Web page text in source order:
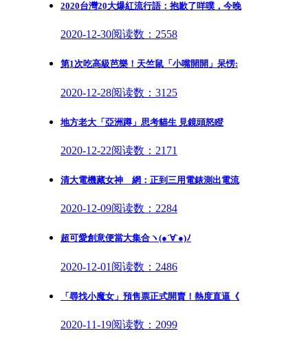
2020台灣20大爆紅流行語：抱歉了咩噗，今晚
2020-12-30阅读数：2558
第1次吃高級芭樂！天竺鼠「小嘴開開」呆愣:
2020-12-28阅读数：3125
地方老大「亞洲蹲」思考貓生 見鏡頭怒瞪
2020-12-22阅读数：2171
清大電機藏女神 網：正到三用電錶測出電流
2020-12-09阅读数：2284
超可愛創意便當大集合ヽ(●´∀`●)ﾉ
2020-12-01 阅读数：2486
「尋找小魔女」預售票正式開賣！熱度直逼《
2020-11-19阅读数：2099